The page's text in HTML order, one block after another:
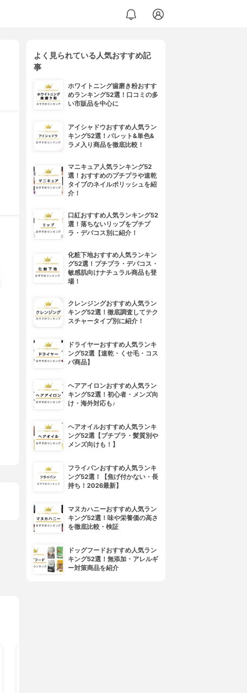
よく見られている人気おすすめ記
事
ホワイトニング歯磨き粉おすす
めランキング52選！口コミの多
い市販品を中心に
アイシャドウおすすめ人気ラン
キング52選！パレット&単色&
ラメ入り商品を徹底比較！
マニキュア人気ランキング52
選！おすすめのプチプラや速乾
タイプのネイルポリッシュを紹
介！
口紅おすすめ人気ランキング52
選！落ちないリップをプチプ
ラ・デパコス別に紹介！
化粧下地おすすめ人気ランキン
グ52選！プチプラ・デパコス・
敏感肌向けナチュラル商品も登
場！
クレンジングおすすめ人気ラン
キング52選！徹底調査してテク
スチャータイプ別に紹介！
ドライヤーおすすめ人気ランキ
ング52選【速乾・くせ毛・コス
パ商品】
ヘアアイロンおすすめ人気ラン
キング52選！初心者・メンズ向
け・海外対応も♪
ヘアオイルおすすめ人気ランキ
ング52選【プチプラ・髪質別や
メンズ向けも！】
フライパンおすすめ人気ランキ
ング52選！【焦げ付かない・長
持ち！2026最新】
マヌカハニーおすすめ人気ラン
キング52選！味や栄養価の高さ
を徹底比較・検証
ドッグフードおすすめ人気ラン
キング52選！無添加・アレルギ
ー対策商品を紹介